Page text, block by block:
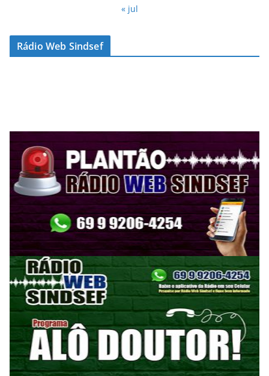
« jul
Rádio Web Sindsef